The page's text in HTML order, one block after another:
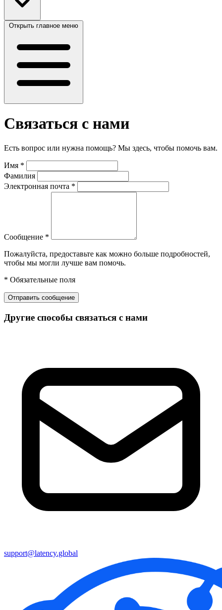
Открыть главное меню
Связаться с нами
Есть вопрос или нужна помощь? Мы здесь, чтобы помочь вам.
Имя *
Фамилия
Электронная почта *
Сообщение *
Пожалуйста, предоставьте как можно больше подробностей,
чтобы мы могли лучше вам помочь.
* Обязательные поля
Отправить сообщение
Другие способы связаться с нами
support@latency.global